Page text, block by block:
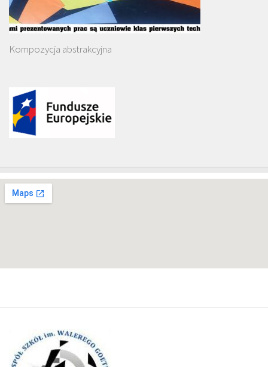
Kompozycja abstrakcyjna